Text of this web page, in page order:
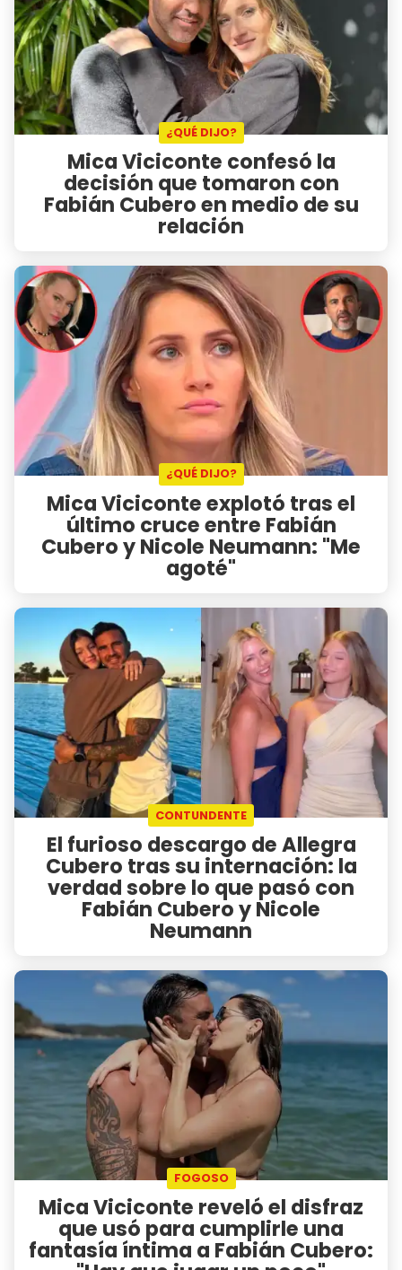
¿QUÉ DIJO?
Mica Viciconte confesó la
decisión que tomaron con
Fabián Cubero en medio de su
relación
¿QUÉ DIJO?
Mica Viciconte explotó tras el
último cruce entre Fabián
Cubero y Nicole Neumann: "Me
agoté"
CONTUNDENTE
El furioso descargo de Allegra
Cubero tras su internación: la
verdad sobre lo que pasó con
Fabián Cubero y Nicole
Neumann
FOGOSO
Mica Viciconte reveló el disfraz
que usó para cumplirle una
fantasía íntima a Fabián Cubero: